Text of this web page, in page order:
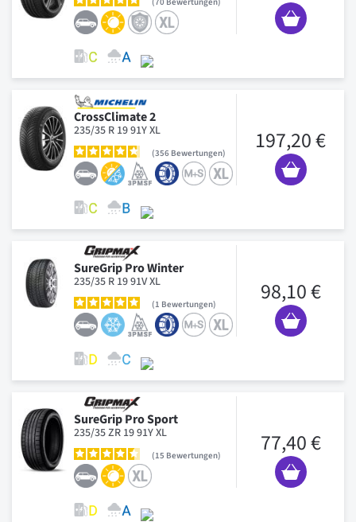
CrossClimate 2
235/35 R 19 91Y XL
356 Bewertungen 197,20 €
SureGrip Pro Winter
235/35 R 19 91V XL
1 Bewertungen 98,10 €
SureGrip Pro Sport
235/35 ZR 19 91Y XL
15 Bewertungen 77,40 €